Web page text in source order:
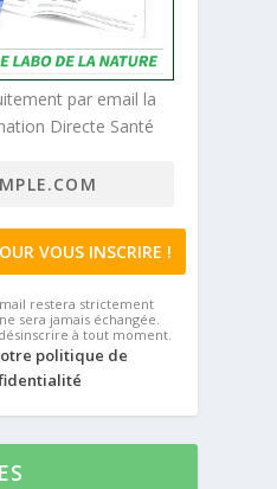
par email la
Directe Santé
restera strictement
sera jamais échangée.
à tout moment.
politique de